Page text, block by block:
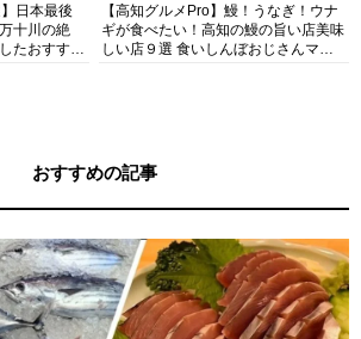
日本最後
十川の絶
たおすすめ
【高知グルメPro】鰻！うなぎ！ウナ
ギが食べたい！高知の鰻の旨い店美味
しい店９選 食いしんぼおじさんマッ
おすすめの記事